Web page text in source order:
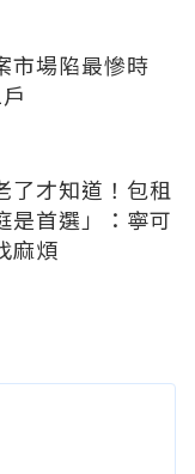
市場陷最慘時
了才知道！包租
是首選」：寧可
麻煩